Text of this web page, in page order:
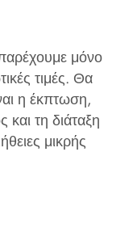
μόνο
τιμές. Θα
η έκπτωση,
τη διάταξη
μικρής